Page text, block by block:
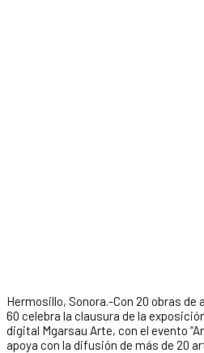
Hermosillo, Sonora.-Con 20 obras
60 celebra la clausura de la
digital Mgarsau Arte, con el evento
apoya con la difusión de más de 20